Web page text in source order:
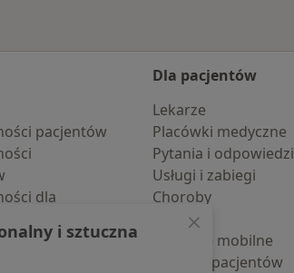
pacjentów
dla
Dla pacjentów
Lekarze
Placówki medyczne
Pytania i odpowiedzi
Usługi i zabiegi
Choroby
Pomoc
Aplikacje mobilne
Blog dla pacjentów
i sztuczna